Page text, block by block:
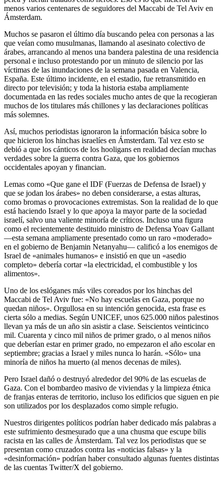
menos varios centenares de seguidores del Maccabi de Tel Aviv en
Ámsterdam.
Muchos se pasaron el último día buscando pelea con personas a las
que veían como musulmanas, llamando al asesinato colectivo de
árabes, arrancando al menos una bandera palestina de una residencia
personal e incluso protestando por un minuto de silencio por las
víctimas de las inundaciones de la semana pasada en Valencia,
España. Este último incidente, en el estadio, fue retransmitido en
directo por televisión; y toda la historia estaba ampliamente
documentada en las redes sociales mucho antes de que la recogieran
muchos de los titulares más chillones y las declaraciones políticas
más solemnes.
Así, muchos periodistas ignoraron la información básica sobre lo
que hicieron los hinchas israelíes en Ámsterdam. Tal vez esto se
debió a que los cánticos de los hooligans en realidad decían muchas
verdades sobre la guerra contra Gaza, que los gobiernos
occidentales apoyan y financian.
Lemas como «Que gane el IDF (Fuerzas de Defensa de Israel) y
que se jodan los árabes» no deben considerarse, a estas alturas,
como bromas o provocaciones extremistas. Son la realidad de lo que
está haciendo Israel y lo que apoya la mayor parte de la sociedad
israelí, salvo una valiente minoría de críticos. Incluso una figura
como el recientemente destituido ministro de Defensa Yoav Gallant
—esta semana ampliamente presentado como un raro «moderado»
en el gobierno de Benjamin Netanyahu— calificó a los enemigos de
Israel de «animales humanos» e insistió en que un «asedio
completo» debería cortar «la electricidad, el combustible y los
alimentos».
Uno de los eslóganes más viles coreados por los hinchas del
Maccabi de Tel Aviv fue: «No hay escuelas en Gaza, porque no
quedan niños». Orgullosa en su intención genocida, esta frase es
cierta sólo a medias. Según UNICEF, unos 625.000 niños palestinos
llevan ya más de un año sin asistir a clase. Seiscientos veinticinco
mil. Cuarenta y cinco mil niños de primer grado, o al menos niños
que deberían estar en primer grado, no empezaron el año escolar en
septiembre; gracias a Israel y miles nunca lo harán. «Sólo» una
minoría de niños ha muerto (al menos decenas de miles).
Pero Israel dañó o destruyó alrededor del 90% de las escuelas de
Gaza. Con el bombardeo masivo de viviendas y la limpieza étnica
de franjas enteras de territorio, incluso los edificios que siguen en pie
son utilizados por los desplazados como simple refugio.
Nuestros dirigentes políticos podrían haber dedicado más palabras a
este sufrimiento desmesurado que a una chusma que escupe bilis
racista en las calles de Ámsterdam. Tal vez los periodistas que se
presentan como cruzados contra las «noticias falsas» y la
«desinformación» podrían haber consultado algunas fuentes distintas
de las cuentas Twitter/X del gobierno.